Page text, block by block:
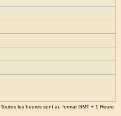
Toutes les heures sont au format GMT + 1 Heure